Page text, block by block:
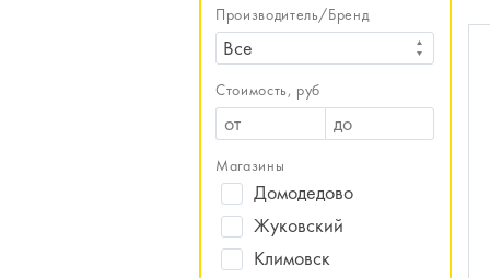
Производитель/Бренд
Все
Стоимость, руб
Магазины
Домодедово
Жуковский
Климовск